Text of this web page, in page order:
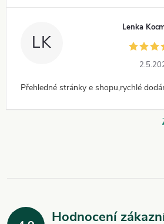
LK
Lenka
Přehledné stránky e shopu,rychlé
Hodnocení